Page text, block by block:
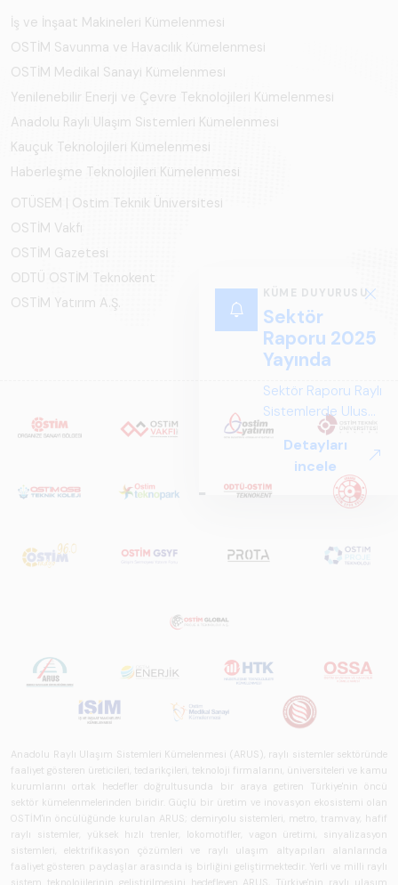
KÜME DUYURUSU
Sektör
Raporu 2025
Yayında
Sektör Raporu Raylı
Sistemlerde Ulusal
ve Küresel
Perspektif ARUS
tarafından
hazırlanan "Raylı
Sistemlerde Ulusal
Perspektif – Sektör
sektörünü teknoloji
eğilimleri,
ekosistem yapısı
ve gelecek
açısından kapsamlı
biçimde ele alan
bir referans
çalışmasıdır.
Detayları
incele
İş ve İnşaat Makineleri Kümelenmesi
OSTİM Savunma ve Havacılık Kümelenmesi
OSTİM Medikal Sanayi Kümelenmesi
Yenilenebilir Enerji ve Çevre Teknolojileri Kümelenmesi
Anadolu Raylı Ulaşım Sistemleri Kümelenmesi
Kauçuk Teknolojileri Kümelenmesi
Haberleşme Teknolojileri Kümelenmesi
OTÜSEM | Ostim Teknik Üniversitesi
OSTİM Vakfı
OSTİM Gazetesi
ODTÜ OSTİM Teknokent
OSTİM Yatırım A.Ş.
Anadolu Raylı Ulaşım Sistemleri Kümelenmesi (ARUS), raylı sistemler sektöründe
faaliyet gösteren üreticileri, tedarikçileri, teknoloji firmalarını, üniversiteleri ve kamu
kurumlarını ortak hedefler doğrultusunda bir araya getiren Türkiye'nin öncü
sektör kümelenmelerinden biridir. Güçlü bir üretim ve inovasyon ekosistemi olan
OSTİM'in öncülüğünde kurulan ARUS; demiryolu sistemleri, metro, tramvay, hafif
raylı sistemler, yüksek hızlı trenler, lokomotifler, vagon üretimi, sinyalizasyon
sistemleri, elektrifikasyon çözümleri ve raylı ulaşım altyapıları alanlarında
faaliyet gösteren paydaşlar arasında iş birliğini geliştirmektedir. Yerli ve milli raylı
sistem teknolojilerinin geliştirilmesini hedefleyen ARUS, Türkiye'nin raylı ulaşım